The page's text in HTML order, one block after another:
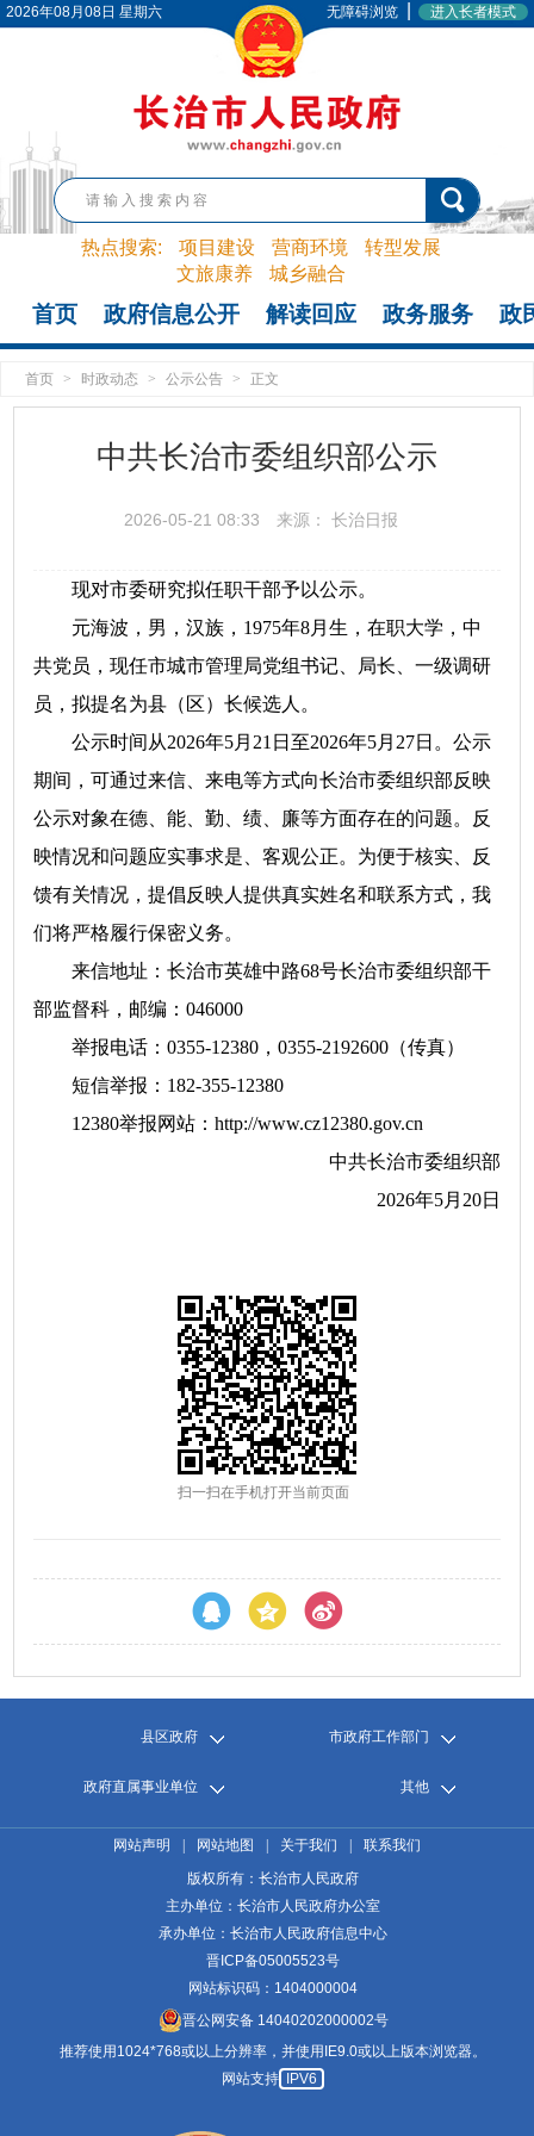
2026年08月08日 星期六 无障碍浏览 进入长者模式
热点搜索: 项目建设 营商环境
转型发展
文旅康养
城乡融合
首页 政府信息公开 解读回应 政务服务 政
首页 > 时政动态 > 公示公告 > 正文
中共长治市委组织部公示
2026-05-21 08:33 来源： 长治日报
现对市委研究拟任职干部予以公示。
元海波，男，汉族，1975年8月生，在职大学，中
共党员，现任市城市管理局党组书记、局长、一级调研
员，拟提名为县（区）长候选人。
公示时间从2026年5月21日至2026年5月27日。公示
期间，可通过来信、来电等方式向长治市委组织部反映
公示对象在德、能、勤、绩、廉等方面存在的问题。反
映情况和问题应实事求是、客观公正。为便于核实、反
馈有关情况，提倡反映人提供真实姓名和联系方式，我
们将严格履行保密义务。
来信地址：长治市英雄中路68号长治市委组织部干
部监督科，邮编：046000
举报电话：0355-12380，0355-2192600（传真）
短信举报：182-355-12380
12380举报网站：http://www.cz12380.gov.cn
中共长治市委组织部
2026年5月20日
扫一扫在手机打开当前页面
县区政府 市政府工作部门
政府直属事业单位 其他
网站声明 网站地图 关于我们
联系我们
版权所有：长治市人民政府
主办单位：长治市人民政府办公室
承办单位：长治市人民政府信息中心
晋ICP备05005523号
网站标识码：1404000004
晋公网安备 14040202000002号
推荐使用1024*768或以上分辨率，并使用IE9.0或以上版本浏览器。
网站支持
IPV6